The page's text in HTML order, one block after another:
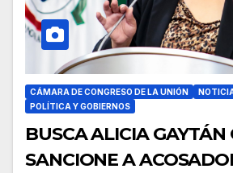
CÁMARA DE CONGRESO DE LA UNIÓN
POLÍTICA Y GOBIERNOS
BUSCA ALICIA GAYTÁN
SANCIONE A